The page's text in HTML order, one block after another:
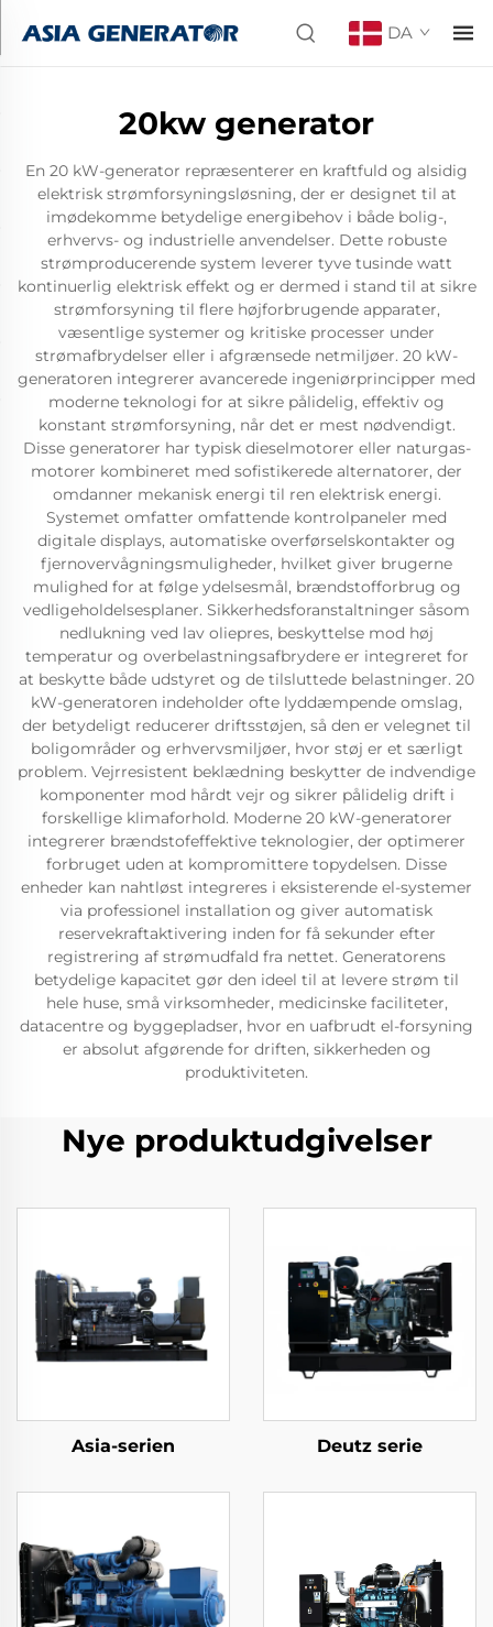
DA
20kw generator
En 20 kW-generator repræsenterer en kraftfuld og alsidig
elektrisk strømforsyningsløsning, der er designet til at
imødekomme betydelige energibehov i både bolig-,
erhvervs- og industrielle anvendelser. Dette robuste
strømproducerende system leverer tyve tusinde watt
kontinuerlig elektrisk effekt og er dermed i stand til at sikre
strømforsyning til flere højforbrugende apparater,
væsentlige systemer og kritiske processer under
strømafbrydelser eller i afgrænsede netmiljøer. 20 kW-
generatoren integrerer avancerede ingeniørprincipper med
moderne teknologi for at sikre pålidelig, effektiv og
konstant strømforsyning, når det er mest nødvendigt.
Disse generatorer har typisk dieselmotorer eller naturgas-
motorer kombineret med sofistikerede alternatorer, der
omdanner mekanisk energi til ren elektrisk energi.
Systemet omfatter omfattende kontrolpaneler med
digitale displays, automatiske overførselskontakter og
fjernovervågningsmuligheder, hvilket giver brugerne
mulighed for at følge ydelsesmål, brændstofforbrug og
vedligeholdelsesplaner. Sikkerhedsforanstaltninger såsom
nedlukning ved lav oliepres, beskyttelse mod høj
temperatur og overbelastningsafbrydere er integreret for
at beskytte både udstyret og de tilsluttede belastninger. 20
kW-generatoren indeholder ofte lyddæmpende omslag,
der betydeligt reducerer driftsstøjen, så den er velegnet til
boligområder og erhvervsmiljøer, hvor støj er et særligt
problem. Vejrresistent beklædning beskytter de indvendige
komponenter mod hårdt vejr og sikrer pålidelig drift i
forskellige klimaforhold. Moderne 20 kW-generatorer
integrerer brændstofeffektive teknologier, der optimerer
forbruget uden at kompromittere topydelsen. Disse
enheder kan nahtløst integreres i eksisterende el-systemer
via professionel installation og giver automatisk
reservekraftaktivering inden for få sekunder efter
registrering af strømudfald fra nettet. Generatorens
betydelige kapacitet gør den ideel til at levere strøm til
hele huse, små virksomheder, medicinske faciliteter,
datacentre og byggepladser, hvor en uafbrudt el-forsyning
er absolut afgørende for driften, sikkerheden og
produktiviteten.
Nye produktudgivelser
Asia-serien Deutz serie